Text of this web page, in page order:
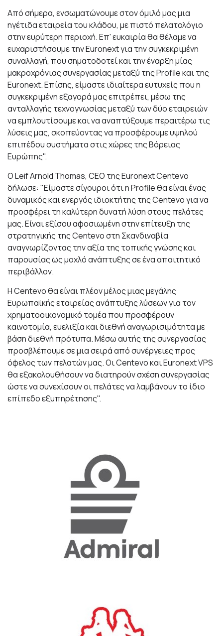
Από σήμερα, ενσωματώνουμε στον όμιλό μας μια
ηγέτιδα εταιρεία του κλάδου, με πιστό πελατολόγιο
στην ευρύτερη περιοχή. Επ' ευκαιρία θα θέλαμε να
ευχαριστήσουμε την Euronext για την συγκεκριμένη
συναλλαγή, που σηματοδοτεί και την έναρξη μίας
μακροχρόνιας συνεργασίας μεταξύ της Profile και της
Euronext. Επίσης, είμαστε ιδιαίτερα ευτυχείς που η
συγκεκριμένη εξαγορά μας επιτρέπει, μέσω της
ανταλλαγής τεχνογνωσίας μεταξύ των δύο εταιρειών
να εμπλουτίσουμε και να αναπτύξουμε περαιτέρω τις
λύσεις μας, σκοπεύοντας να προσφέρουμε υψηλού
επιπέδου συστήματα στις χώρες της Βόρειας
Ευρώπης".
Ο Leif Arnold Thomas, CEO της Euronext Centevo
δήλωσε: "Είμαστε σίγουροι ότι η Profile θα είναι ένας
δυναμικός και ενεργός ιδιοκτήτης της Centevo για να
προσφέρει τη καλύτερη δυνατή λύση στους πελάτες
μας. Είναι εξίσου αφοσιωμένη στην επίτευξη της
στρατηγικής της Centevo στη Σκανδιναβία
αναγνωρίζοντας την αξία της τοπικής γνώσης και
παρουσίας ως μοχλό ανάπτυξης σε ένα απαιτητικό
περιβάλλον.
Η Centevo θα είναι πλέον μέλος μιας μεγάλης
Ευρωπαϊκής εταιρείας ανάπτυξης λύσεων για τον
χρηματοοικονομικό τομέα που προσφέρουν
καινοτομία, ευελιξία και διεθνή αναγωρισιμότητα με
βάση διεθνή πρότυπα. Μέσω αυτής της συνεργασίας
προσβλέπουμε σε μια σειρά από συνέργειες προς
όφελος των πελατών μας. Οι Centevo και Euronext VPS
θα εξακολουθήσουν να διατηρούν σχέση συνεργασίας
ώστε να συνεχίσουν οι πελάτες να λαμβάνουν το ίδιο
επίπεδο εξυπηρέτησης".